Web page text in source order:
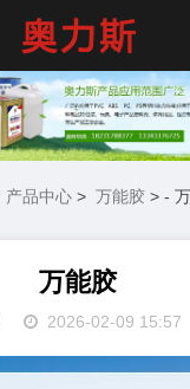
产品中心 > 万能胶 > -
万能胶
2026-02-09 15:57